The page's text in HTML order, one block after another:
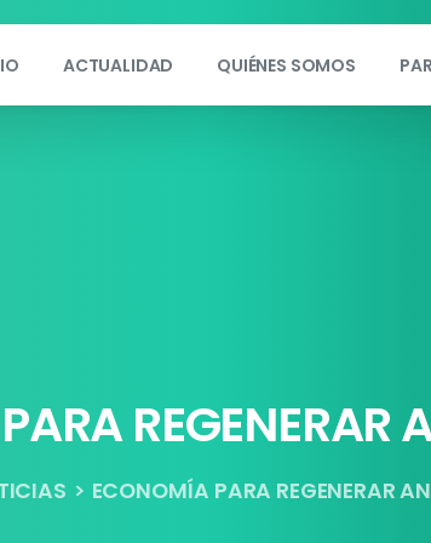
ACTUALIDAD QUIÉNES SOMOS
PARAREGENERAR
ECONOMÍA PARA REGENERAR